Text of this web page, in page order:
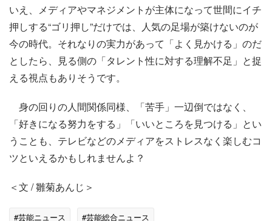
いえ、メディアやマネジメントが主体になって世間にイチ
押しする“ゴリ押し”だけでは、人気の足場が築けないのが
今の時代。それなりの実力があって「よく見かける」のだ
としたら、見る側の「タレント性に対する理解不足」と捉
える視点もありそうです。
身の回りの人間関係同様、「苦手」一辺倒ではなく、
「好きになる努力をする」「いいところを見つける」とい
うことも、テレビなどのメディアをストレスなく楽しむコ
ツといえるかもしれませんよ？
＜文 / 雛菊あんじ＞
#芸能ニュース #芸能総合ニュース